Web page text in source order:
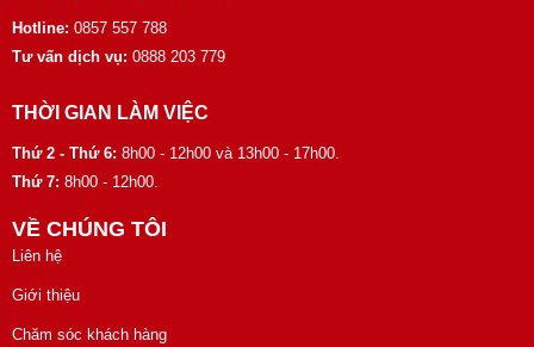
Hotline: 0857 557 788
Tư vấn dịch vụ: 0888 203 779
THỜI GIAN LÀM VIỆC
Thứ 2 - Thứ 6: 8h00 - 12h00 và 13h00 - 17h00.
Thứ 7: 8h00 - 12h00.
VỀ CHÚNG TÔI
Liên hệ
Giới thiệu
Chăm sóc khách hàng